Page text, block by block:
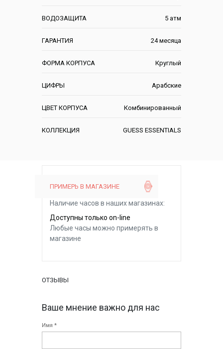
ВОДОЗАЩИТА 5 атм
ГАРАНТИЯ 24 месяца
ФОРМА КОРПУСА Круглый
ЦИФРЫ Арабские
ЦВЕТ КОРПУСА Комбинированный
КОЛЛЕКЦИЯ GUESS ESSENTIALS
ПРИМЕРЬ В МАГАЗИНЕ
Наличие часов в наших магазинах:
Доступны только on-line
Любые часы можно примерять в
магазине
ОТЗЫВЫ
Ваше мнение важно для нас
Имя *